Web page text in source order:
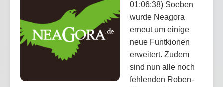
01:06:38) Soeben
wurde Neagora
erneut um einige
neue Funtkionen
erweitert. Zudem
sind nun alle noch
fehlenden Roben-